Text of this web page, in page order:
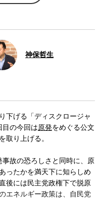
神保哲生
下げる「ディスクロージャ
目の今回は原発をめぐる公文
取り上げる。
故の恐ろしさと同時に、原
ったかを満天下に知らしめ
後には民主党政権下で脱原
エネルギー政策は、自民党